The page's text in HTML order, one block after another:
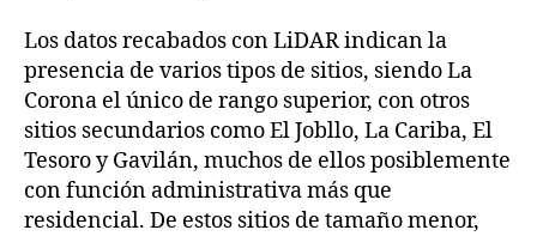
Los datos recabados con LiDAR indican la
presencia de varios tipos de sitios, siendo La
Corona el único de rango superior, con otros
sitios secundarios como El Jobllo, La Cariba, El
Tesoro y Gavilán, muchos de ellos posiblemente
con función administrativa más que
residencial. De estos sitios de tamaño menor,